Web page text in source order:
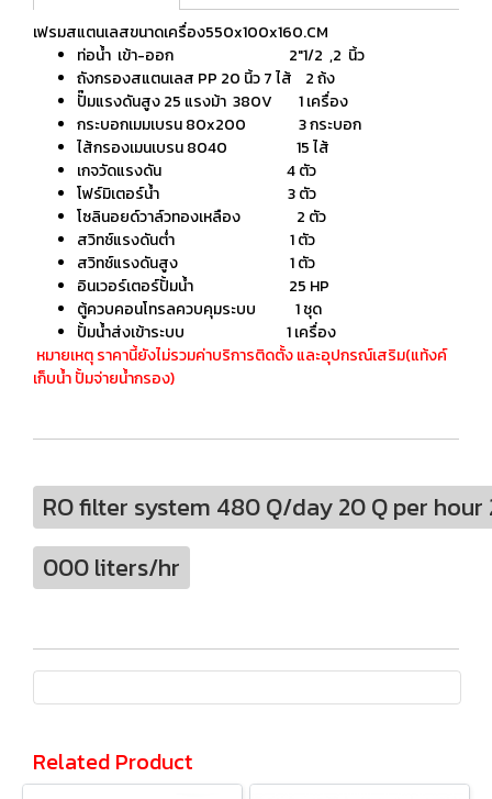
เฟรมสแตนเลสขนาดเครื่อง550x100x160.CM
ท่อน้ำ เข้า-ออก 2"1/2 ,2 นิ้ว
ถังกรองสแตนเลส PP 20 นิ้ว 7 ไส้ 2 ถ้ง
ปั๊มแรงดันสูง 25 แรงม้า 380V 1 เครื่อง
กระบอกเมมเบรน 80x200 3 กระบอก
ไส้กรองเมนเบรน 8040 15 ไส้
เกจวัดแรงดัน 4 ตัว
โฟร์มิเตอร์น้ำ 3 ตัว
โซลินอยด์วาล์วทองเหลือง 2 ตัว
สวิทช์แรงดันต่ำ 1 ตัว
สวิทช์แรงดันสูง 1 ตัว
อินเวอร์เตอร์ปั้มน้ำ 25 HP
ตู้ควบคอนโทรลควบคุมระบบ 1 ชุด
ปั้มน้ำส่งเข้าระบบ 1 เครื่อง
หมายเหตุ ราคานี้ยังไม่รวมค่าบริการติดตั้ง และอุปกรณ์เสริม(แท้งค์
เก็บน้ำ ปั้มจ่ายน้ำกรอง)
RO filter system 480 Q/day 20 Q per hour
000 liters/hr
Related Product